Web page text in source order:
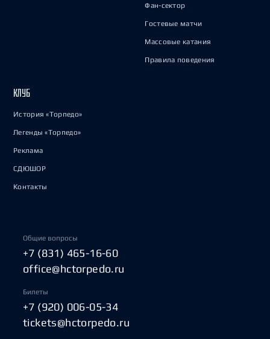
Фан-сектор
Гостевые матчи
Массовые катания
Правила поведения
КЛУБ
История «Торпедо»
Легенды «Торпедо»
Реклама
СДЮШОР
Контакты
Общие вопросы
+7 (831) 465-16-60
office@hctorpedo.ru
Билеты
+7 (920) 006-05-34
tickets@hctorpedo.ru